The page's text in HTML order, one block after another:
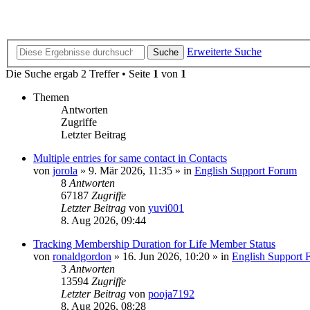
Suche
Erweiterte Suche
Die Suche ergab 2 Treffer • Seite 1 von 1
Themen
Antworten
Zugriffe
Letzter Beitrag
Multiple entries for same contact in Contacts
von jorola » 9. Mär 2026, 11:35 » in English Support Forum
8 Antworten
67187 Zugriffe
Letzter Beitrag von yuvi001
8. Aug 2026, 09:44
Tracking Membership Duration for Life Member Status
von ronaldgordon » 16. Jun 2026, 10:20 » in English Support
3 Antworten
13594 Zugriffe
Letzter Beitrag von pooja7192
8. Aug 2026, 08:28